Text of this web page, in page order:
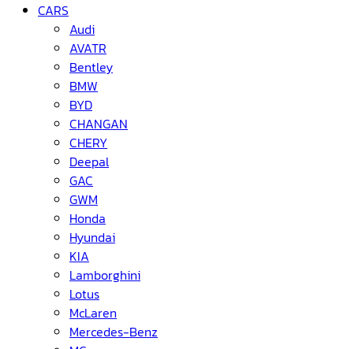
CARS
Audi
AVATR
Bentley
BMW
BYD
CHANGAN
CHERY
Deepal
GAC
GWM
Honda
Hyundai
KIA
Lamborghini
Lotus
McLaren
Mercedes-Benz